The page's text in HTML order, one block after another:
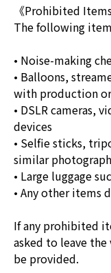
《Prohibited Items
The following
• Noise-making
• Balloons,
with production
• DSLR cameras,
devices
• Selfie sticks,
similar
• Large luggage
• Any other items
If any prohibited
asked to leave the
be provided.